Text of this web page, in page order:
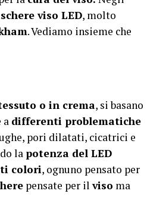
viso LED, molto
. Vediamo insieme che
o in crema, si basano
a differenti problematiche
pori dilatati, cicatrici e
la potenza del LED
colori, ognuno pensato per
pensate per ilviso ma